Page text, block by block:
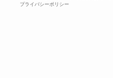
プライバシーポリシー